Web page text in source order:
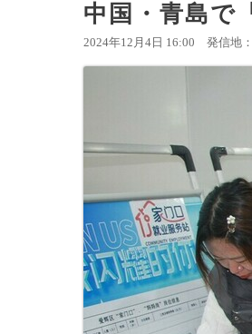
中国・青島で
2024年12月4日 16:00 発信地